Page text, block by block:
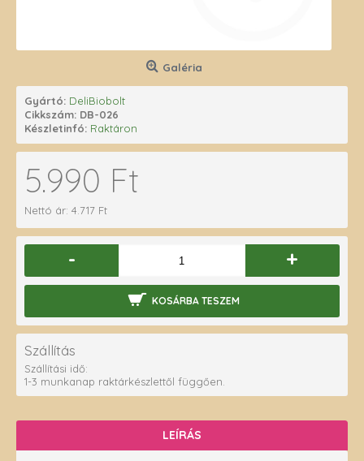
Galéria
Gyártó: DeliBiobolt
Cikkszám: DB-026
Készletinfó: Raktáron
5.990 Ft
Nettó ár: 4.717 Ft
- +
KOSÁRBA TESZEM
Szállítás
Szállítási idő:
1-3 munkanap raktárkészlettől függően.
LEÍRÁS